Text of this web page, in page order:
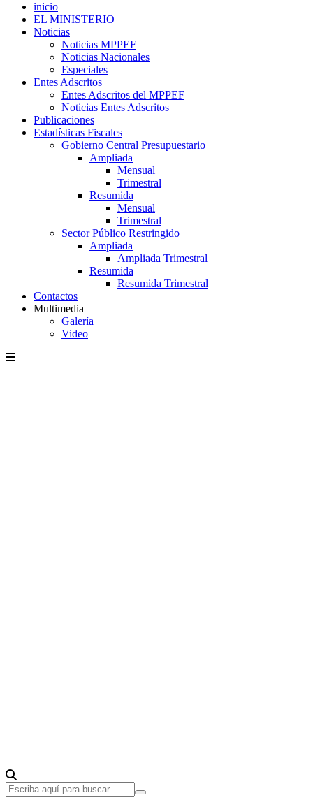
inicio
EL MINISTERIO
Noticias
Noticias MPPEF
Noticias Nacionales
Especiales
Entes Adscritos
Entes Adscritos del MPPEF
Noticias Entes Adscritos
Publicaciones
Estadísticas Fiscales
Gobierno Central Presupuestario
Ampliada
Mensual
Trimestral
Resumida
Mensual
Trimestral
Sector Público Restringido
Ampliada
Ampliada Trimestral
Resumida
Resumida Trimestral
Contactos
Multimedia
Galería
Video